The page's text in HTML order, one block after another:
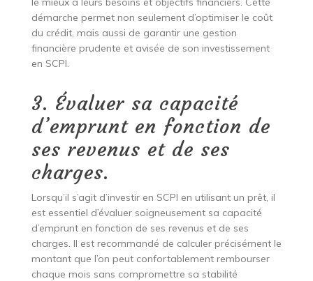
démarche permet non seulement d’optimiser le coût
du crédit, mais aussi de garantir une gestion
financière prudente et avisée de son investissement
en SCPI.
3. Évaluer sa capacité
d’emprunt en fonction de
ses revenus et de ses
charges.
Lorsqu’il s’agit d’investir en SCPI en utilisant un prêt, il
est essentiel d’évaluer soigneusement sa capacité
d’emprunt en fonction de ses revenus et de ses
charges. Il est recommandé de calculer précisément le
montant que l’on peut confortablement rembourser
chaque mois sans compromettre sa stabilité